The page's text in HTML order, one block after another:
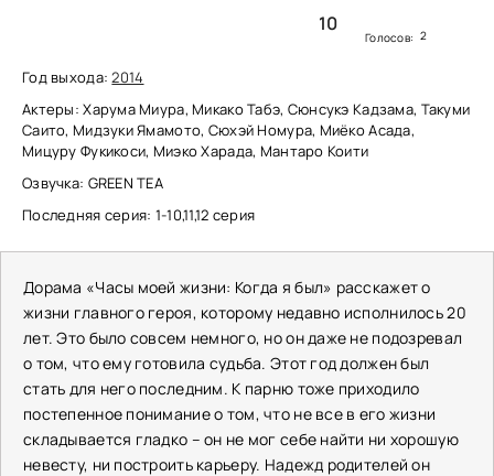
10
Голосов: 2
Год выхода:2014
Актеры: Харума Миура, Микако Табэ, Сюнсукэ Кадзама, Такуми
Саито, Мидзуки Ямамото, Сюхэй Номура, Миёко Асада,
Мицуру Фукикоси, Миэко Харада, Мантаро Коити
Озвучка: GREEN TEA
Последняя серия: 1-10,11,12 серия
Дорама «Часы моей жизни: Когда я был» расскажет о
жизни главного героя, которому недавно исполнилось 20
лет. Это было совсем немного, но он даже не подозревал
о том, что ему готовила судьба. Этот год должен был
стать для него последним. К парню тоже приходило
постепенное понимание о том, что не все в его жизни
складывается гладко – он не мог себе найти ни хорошую
невесту, ни построить карьеру. Надежд родителей он